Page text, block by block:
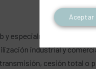
y especialmente los
industrial y
cesión total o
Aceptar